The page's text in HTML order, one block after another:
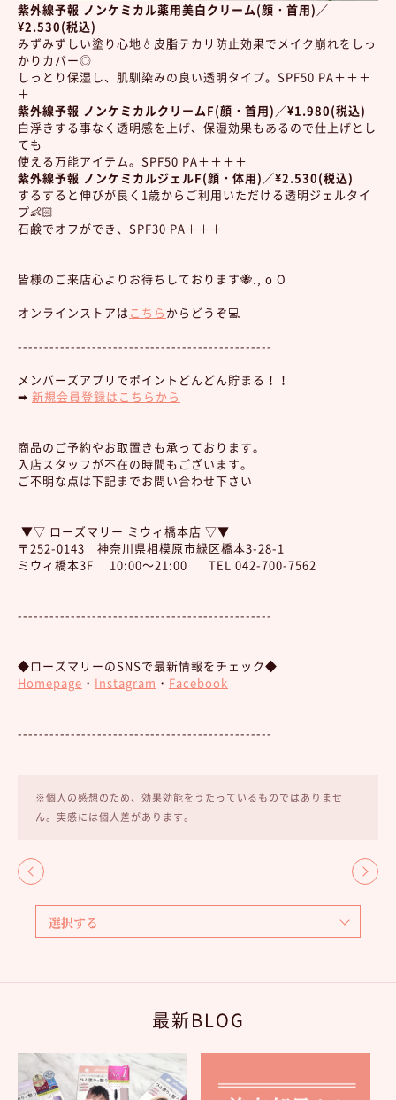
紫外線予報 ノンケミカル薬用美白クリーム(顔・首用)／
¥2.530(税込)
みずみずしい塗り心地💧皮脂テカリ防止効果でメイク崩れをしっ
かりカバー◎
しっとり保湿し、肌馴染みの良い透明タイプ。SPF50 PA＋＋＋
＋
紫外線予報 ノンケミカルクリームF(顔・首用)／¥1.980(税込)
白浮きする事なく透明感を上げ、保湿効果もあるので仕上げとし
ても
使える万能アイテム。SPF50 PA＋＋＋＋
紫外線予報 ノンケミカルジェルF(顔・体用)／¥2.530(税込)
するすると伸びが良く1歳からご利用いただける透明ジェルタイ
プ👶🏻
石鹸でオフができ、SPF30 PA＋＋＋
皆様のご来店心よりお待ちしております🐝., o O
オンラインストアは こちら からどうぞ💻
------------------------------------------------
メンバーズアプリでポイントどんどん貯まる！！
➡︎ 新規会員登録はこちらから
商品のご予約やお取置きも承っております。
入店スタッフが不在の時間もございます。
ご不明な点は下記までお問い合わせ下さい
▼▽ ローズマリー ミウィ橋本店 ▽▼
〒252-0143 神奈川県相模原市緑区橋本3-28-1
ミウィ橋本3F 10:00～21:00 TEL 042-700-7562
------------------------------------------------
◆ローズマリーのSNSで最新情報をチェック◆
Homepage ・ Instagram ・ Facebook
------------------------------------------------
※個人の感想のため、効果効能をうたっているものではありませ
ん。実感には個人差があります。
最新BLOG